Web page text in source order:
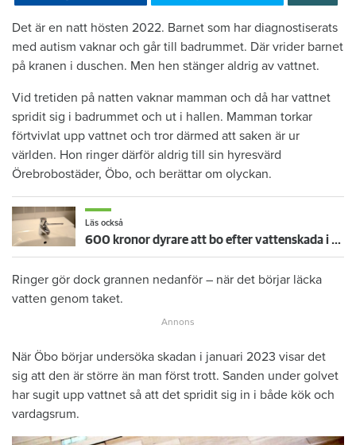
Det är en natt hösten 2022. Barnet som har diagnostiserats
med autism vaknar och går till badrummet. Där vrider barnet
på kranen i duschen. Men hen stänger aldrig av vattnet.
Vid tretiden på natten vaknar mamman och då har vattnet
spridit sig i badrummet och ut i hallen. Mamman torkar
förtvivlat upp vattnet och tror därmed att saken är ur
världen. Hon ringer därför aldrig till sin hyresvärd
Örebrobostäder, Öbo, och berättar om olyckan.
Läs också
600 kronor dyrare att bo efter vattenskada i Varberg
Ringer gör dock grannen nedanför – när det börjar läcka
vatten genom taket.
När Öbo börjar undersöka skadan i januari 2023 visar det
sig att den är större än man först trott. Sanden under golvet
har sugit upp vattnet så att det spridit sig in i både kök och
vardagsrum.